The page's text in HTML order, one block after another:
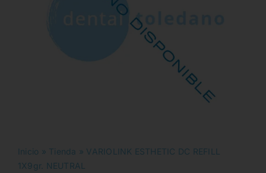
Inicio » Tienda » VARIOLINK ESTHETIC DC REFILL
1X9gr. NEUTRAL